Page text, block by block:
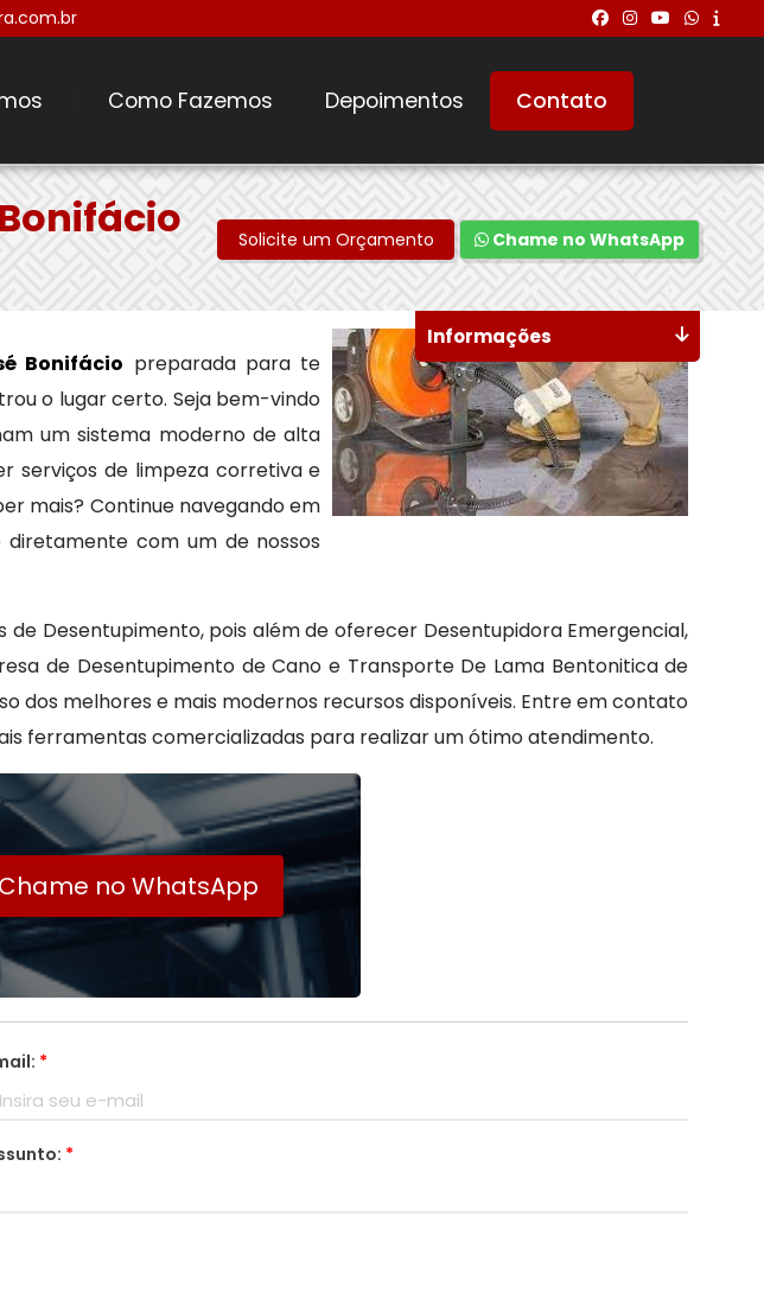
Como Fazemos Depoimentos Contato
Solicite um Orçamento Chame no WhatsApp
Bonifácio preparada para te
o lugar certo. Seja bem-vindo
um sistema moderno de alta
serviços de limpeza corretiva e
mais? Continue navegando em
com um de nossos
Desentupimento, pois além de oferecer Desentupidora Emergencial,
de Desentupimento de Cano e Transporte De Lama Bentonitica de
dos melhores e mais modernos recursos disponíveis. Entre em contato
ferramentas comercializadas para realizar um ótimo atendimento.
Chame no WhatsApp
*
*
Informações